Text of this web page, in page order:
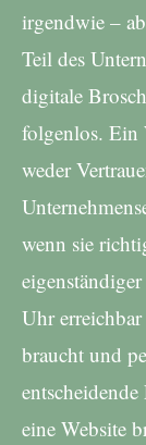
irgendwie –
Teil des
digitale
folgenlos. Ein
weder
wenn sie
Uhr
braucht und
eine Website